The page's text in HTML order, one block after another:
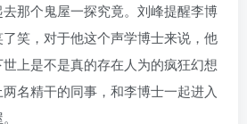
那个鬼屋一探究竟。刘峰提醒李博
笑，对于他这个声学博士来说，他
上是不是真的存在人为的疯狂幻想
名精干的同事，和李博士一起进入